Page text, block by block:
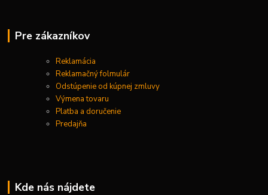
Pre zákazníkov
Reklamácia
Reklamačný folmulár
Odstúpenie od kúpnej zmluvy
Výmena tovaru
Platba a doručenie
Predajňa
Kde nás nájdete